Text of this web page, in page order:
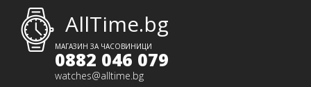
AllTime.bg
МАГАЗИН ЗА ЧАСОВИНИЦИ
0882 046 079
watches@alltime.bg